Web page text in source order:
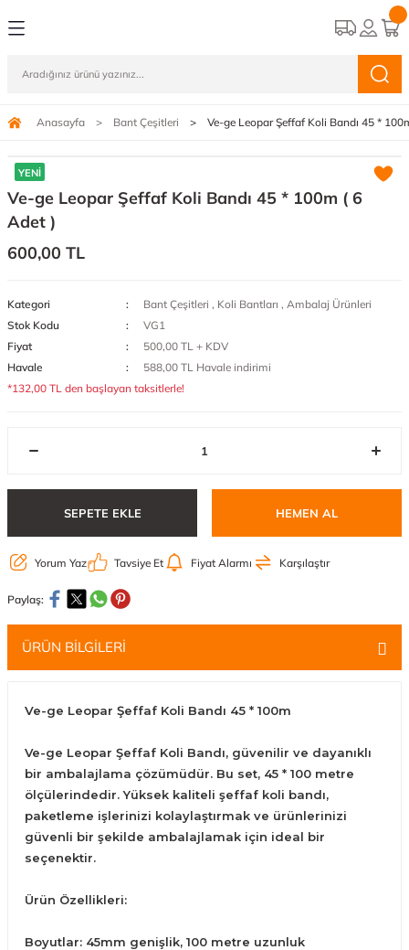
Bantları
Çeşitleri
Maskeler
Solunum Koruyucu Maskeler
FFP2/N95 Maskeler
Anasayfa Bant Çeşitleri Ve-ge Leopar Şeffaf Koli Bandı 45 *
YENİ
Ve-ge Leopar Şeffaf Koli Bandı 45 * 100m ( 6
Adet )
600,00 TL
Kategori Bant Çeşitleri , Koli Bantları , Ambalaj Ürünleri
Stok Kodu
VG1
Fiyat
500,00 TL + KDV
Havale
588,00 TL Havale indirimi
*132,00 TL den başlayan taksitlerle!
SEPETE EKLE HEMEN AL
Yorum Yaz Tavsiye Et Fiyat Alarmı Karşılaştır
Paylaş:
ÜRÜN BİLGİLERİ
Ve-ge Leopar Şeffaf Koli Bandı 45 * 100m
Ve-ge Leopar Şeffaf Koli Bandı, güvenilir ve dayanıklı
bir ambalajlama çözümüdür. Bu set, 45 * 100 metre
ölçülerindedir. Yüksek kaliteli şeffaf koli bandı,
paketleme işlerinizi kolaylaştırmak ve ürünlerinizi
güvenli bir şekilde ambalajlamak için ideal bir
seçenektir.
Ürün Özellikleri:
Boyutlar: 45mm genişlik, 100 metre uzunluk